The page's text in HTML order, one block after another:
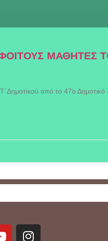
ΜΑΘΗΤΕΣ
από το 47ο Δημοτικό